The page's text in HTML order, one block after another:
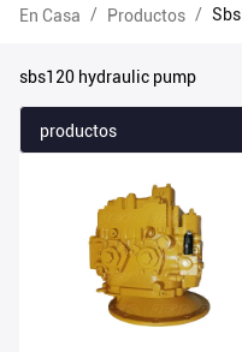
En Casa / Productos /
sbs120 hydraulic pump
productos